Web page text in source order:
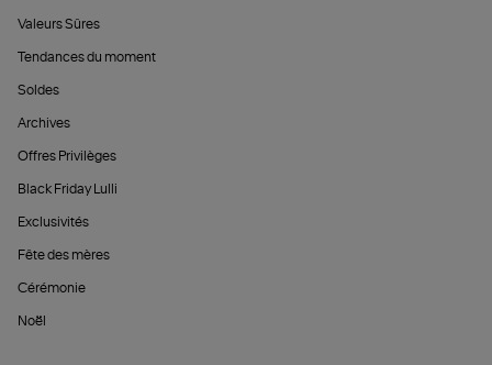
Valeurs Sûres
Tendances du moment
Soldes
Archives
Offres Privilèges
Black Friday Lulli
Exclusivités
Fête des mères
Cérémonie
Noël